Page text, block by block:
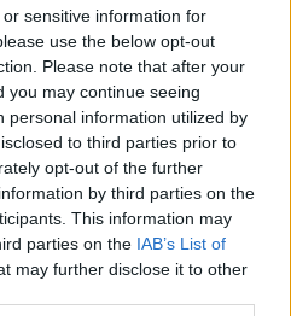
sensitive information for
use the below opt-out
Please note that after your
you may continue seeing
personal information utilized by
to third parties prior to
opt-out of the further
by third parties on the
This information may
parties on the IAB’s List of
may further disclose it to other
per bambini
creativi per bambini